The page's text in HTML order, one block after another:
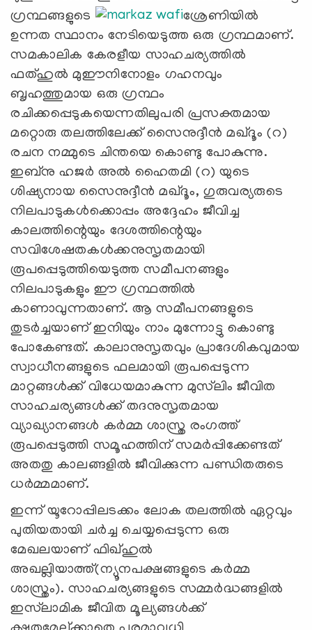
ഗ്രന്ഥങ്ങളുടെ
ശ്രേണിയില്‍
ഉന്നത സ്ഥാനം നേടിയെടുത്ത ഒരു ഗ്രന്ഥമാണ്.
സമകാലിക കേരളീയ സാഹചര്യത്തില്‍
ഫത്ഹുല്‍ മുഈനിനോളം ഗഹനവും
ബൃഹത്തുമായ ഒരു ഗ്രന്ഥം
രചിക്കപ്പെടുകയെന്നതിലുപരി പ്രസക്തമായ
മറ്റൊരു തലത്തിലേക്ക് സൈനുദ്ദീന്‍ മഖ്ദൂം (റ)
രചന നമ്മുടെ ചിന്തയെ കൊണ്ടു പോകുന്നു.
ഇബ്നു ഹജര്‍ അല്‍ ഹൈതമി (റ) യുടെ
ശിഷ്യനായ സൈനുദ്ദീന്‍ മഖ്ദൂം, ഗുരുവര്യരുടെ
നിലപാടുകള്‍ക്കൊപ്പം അദ്ദേഹം ജീവിച്ച
കാലത്തിന്റെയും ദേശത്തിന്റെയും
സവിശേഷതകള്‍ക്കനുസൃതമായി
രൂപപ്പെടുത്തിയെടുത്ത സമീപനങ്ങളും
നിലപാടുകളും ഈ ഗ്രന്ഥത്തില്‍
കാണാവുന്നതാണ്. ആ സമീപനങ്ങളുടെ
തുടര്‍ച്ചയാണ് ഇനിയും നാം മുന്നോട്ടു കൊണ്ടു
പോകേണ്ടത്. കാലാനുസൃതവും പ്രാദേശികവുമായ
സ്വാധീനങ്ങളുടെ ഫലമായി രൂപപ്പെടുന്ന
മാറ്റങ്ങള്‍ക്ക് വിധേയമാകുന്ന മുസ്‍ലിം ജീവിത
സാഹചര്യങ്ങള്‍ക്ക് തദനുസൃതമായ
വ്യാഖ്യാനങ്ങള്‍ കര്‍മ്മ ശാസ്ത്ര രംഗത്ത്
രൂപപ്പെടുത്തി സമൂഹത്തിന് സമര്‍പ്പിക്കേണ്ടത്
അതതു കാലങ്ങളില്‍ ജീവിക്കുന്ന പണ്ഡിതരുടെ
ധര്‍മ്മമാണ്.
ഇന്ന് യൂറോപ്പിലടക്കം ലോക തലത്തില്‍ ഏറ്റവും
പുതിയതായി ചര്‍ച്ച ചെയ്യപ്പെടുന്ന ഒരു
മേഖലയാണ് ഫിഖ്ഹുല്‍
അഖല്ലിയാത്ത്(ന്യൂനപക്ഷങ്ങളുടെ കര്‍മ്മ
ശാസ്ത്രം). സാഹചര്യങ്ങളുടെ സമ്മര്‍ദ്ധങ്ങളില്‍
ഇസ്‍ലാമിക ജീവിത മൂല്യങ്ങള്‍ക്ക്